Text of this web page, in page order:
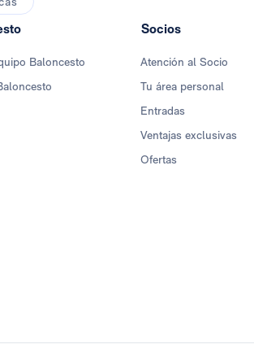
Baloncesto
Socios
Atención al Socio
Tu área personal
Entradas
Ventajas exclusivas
Ofertas